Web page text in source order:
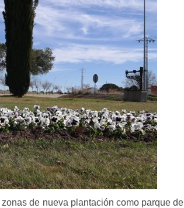
de nueva plantación como parque de